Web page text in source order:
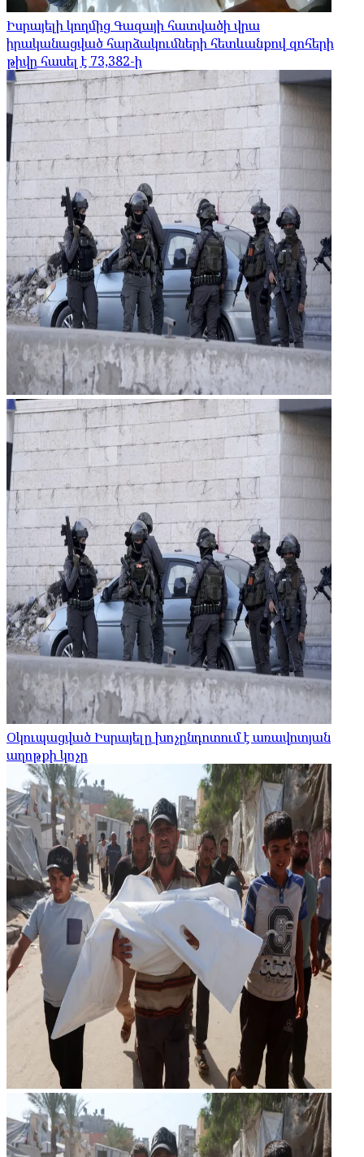
Իսրայելի կողմից Գազայի հատվածի վրա
իրականացված հարձակումների հետևանքով զոհերի
թիվը հասել է 73,382-ի
Օկուպացված Իսրայելը խոչընդոտում է առավոտյան
աղոթքի կոչը